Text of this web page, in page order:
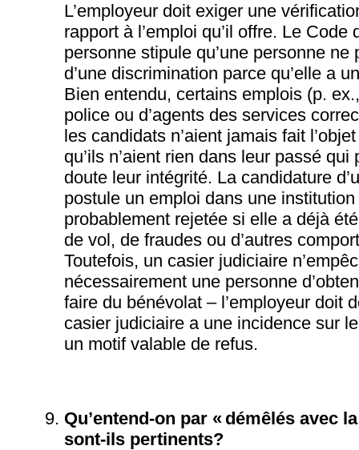
L’employeur doit exiger une
rapport à l’emploi qu’il offre. Le Code
personne stipule qu’une personne ne
d’une discrimination parce qu’elle a
Bien entendu, certains emplois (p.
police ou d’agents des services
les candidats n’aient jamais fait
qu’ils n’aient rien dans leur passé
doute leur intégrité. La candidature
postule un emploi dans une
probablement rejetée si elle a déjà
de vol, de fraudes ou d’autres
Toutefois, un casier judiciaire
nécessairement une personne
faire du bénévolat – l’employeur doit
casier judiciaire a une incidence sur
un motif valable de refus.
Qu’entend-on par « démêlés avec
sont-ils pertinents?